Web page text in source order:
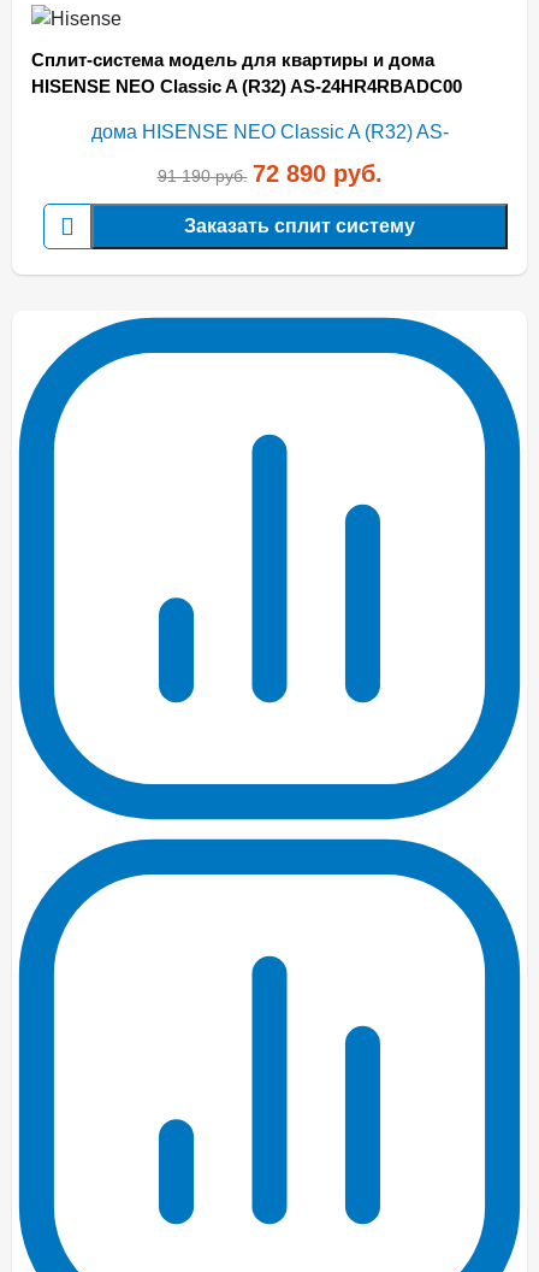
Сплит-система модель для квартиры и дома
HISENSE NEO Classic A (R32) AS-24HR4RBADC00
91 190руб. 72 890руб.
Заказать сплит систему